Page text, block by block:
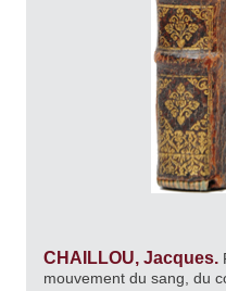
CHAILLOU, Jacques.
mouvement du sang, du